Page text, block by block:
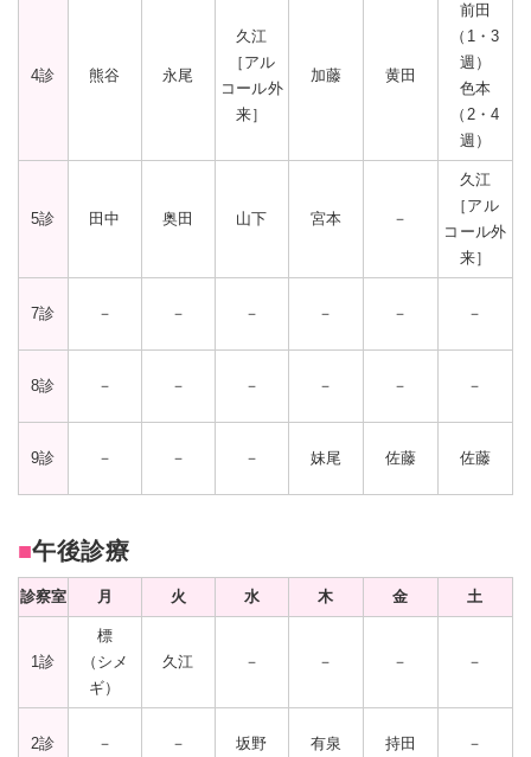
4診 熊谷 永尾
久江
［アル
コール外
来］
加藤 黄田
前田
（1・3
週）
色本
（2・4
週）
5診 田中 奥田 山下 宮本 －
久江
［アル
コール外
来］
7診 － － － － － －
8診 － － － － － －
9診 － － － 妹尾 佐藤 佐藤
■午後診療
診察室 月 火 水 木 金 土
1診
標
（シメ
ギ）
久江 － － － －
2診 － － 坂野 有泉 持田 －